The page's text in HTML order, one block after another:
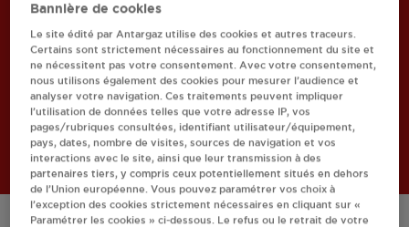
Recherchez un autre revendeur
Retourner à l'accueil
Bannière de cookies
Le site édité par Antargaz utilise des cookies et autres traceurs.
Certains sont strictement nécessaires au fonctionnement du site et
ne nécessitent pas votre consentement. Avec votre consentement,
nous utilisons également des cookies pour mesurer l’audience et
analyser votre navigation. Ces traitements peuvent impliquer
l’utilisation de données telles que votre adresse IP, vos
pages/rubriques consultées, identifiant utilisateur/équipement,
pays, dates, nombre de visites, sources de navigation et vos
interactions avec le site, ainsi que leur transmission à des
partenaires tiers, y compris ceux potentiellement situés en dehors
de l’Union européenne. Vous pouvez paramétrer vos choix à
l’exception des cookies strictement nécessaires en cliquant sur «
Paramétrer les cookies » ci-dessous. Le refus ou le retrait de votre